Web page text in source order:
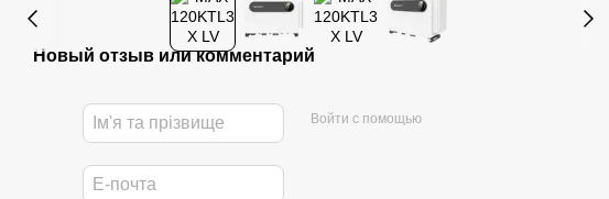
Новый отзыв или комментарий
Войти с помощью